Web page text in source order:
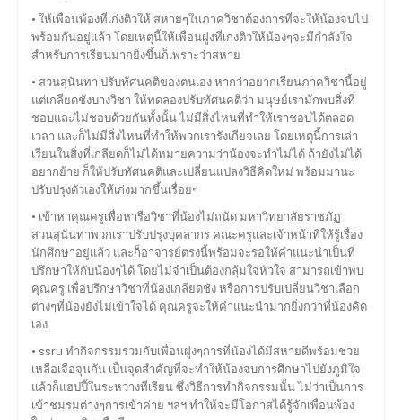
• ให้เพื่อนพ้องที่เก่งติวให้ สหายๆในภาควิชาต้องการที่จะให้น้องจบไป
พร้อมกันอยู่แล้ว โดยเหตุนี้ให้เพื่อนฝูงที่เก่งติวให้น้องๆจะมีกำลังใจ
สำหรับการเรียนมากยิ่งขึ้นก็เพราะว่าสหาย
• สวนสุนันทา ปรับทัศนคติของตนเอง หากว่าอยากเรียนภาควิชานี้อยู่
แต่เกลียดชังบางวิชา ให้ทดลองปรับทัศนคติว่า มนุษย์เรามักพบสิ่งที่
ชอบและไม่ชอบด้วยกันทั้งนั้น ไม่มีสิ่งไหนที่ทำให้เราชอบได้ตลอด
เวลา และก็ไม่มีสิ่งไหนที่ทำให้พวกเรารังเกียจเลย โดยเหตุนี้การเล่า
เรียนในสิ่งที่เกลียดก็ไม่ได้หมายความว่าน้องจะทำไม่ได้ ถ้ายังไม่ได้
อยากย้าย ก็ให้ปรับทัศนคติและเปลี่ยนแปลงวิธีคิดใหม่ พร้อมมานะ
ปรับปรุงตัวเองให้เก่งมากขึ้นเรื่อยๆ
• เข้าหาคุณครูเพื่อหารือวิชาที่น้องไม่ถนัด มหาวิทยาลัยราชภัฏ
สวนสุนันทาพวกเราปรับปรุงบุคลากร คณะครูและเจ้าหน้าที่ให้รู้เรื่อง
นักศึกษาอยู่แล้ว และก็อาจารย์ตรงนี้พร้อมจะรอให้คำแนะนำเป็นที่
ปรึกษาให้กับน้องๆได้ โดยไม่จำเป็นต้องกลุ้มใจหัวใจ สามารถเข้าพบ
คุณครู เพื่อปรึกษาวิชาที่น้องเกลียดชัง หรือการปรับเปลี่ยนวิชาเลือก
ต่างๆที่น้องยังไม่เข้าใจได้ คุณครูจะให้คำแนะนำมากยิ่งกว่าที่น้องคิด
เอง
• ssru ทำกิจกรรมร่วมกับเพื่อนฝูงๆการที่น้องได้มีสหายดีพร้อมช่วย
เหลือเจือจุนกัน เป็นจุดสำคัญที่จะทำให้น้องจบการศึกษาไปยังภูมิใจ
แล้วก็แฮปปี้ในระหว่างที่เรียน ซึ่งวิธีการทำกิจกรรมนั้น ไม่ว่าเป็นการ
เข้าชมรมต่างๆการเข้าค่าย ฯลฯ ทำให้จะมีโอกาสได้รู้จักเพื่อนพ้อง